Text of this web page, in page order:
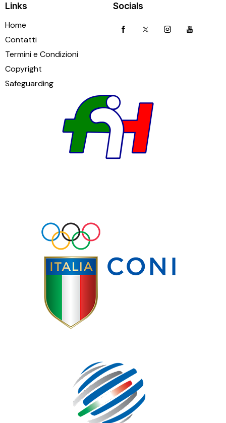
Links
Home
Contatti
Termini e Condizioni
Copyright
Safeguarding
Socials